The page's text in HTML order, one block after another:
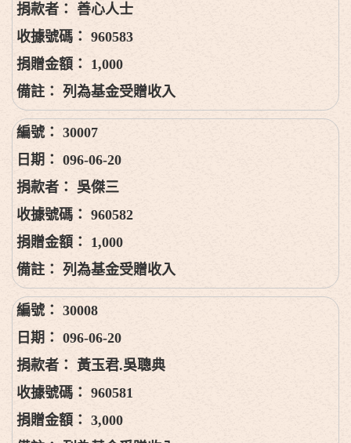
善心人士
960583
1,000
列為基金受贈收入
30007
096-06-20
吳傑三
960582
1,000
列為基金受贈收入
30008
096-06-20
黃玉君.吳聰典
960581
3,000